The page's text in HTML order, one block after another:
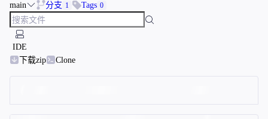
main 分支 1 Tags 0
IDE
下载zip
Clone